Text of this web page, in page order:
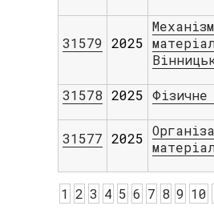
31579 2025
31578 2025
31577 2025
1 2 3 4 5 6 7 8 9 10